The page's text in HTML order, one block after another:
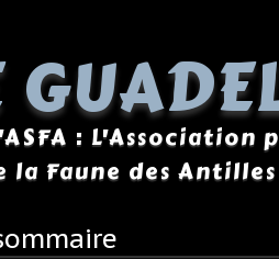
: L'Association
Faune des Antilles